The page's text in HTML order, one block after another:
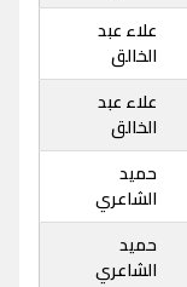
علاء عبد
الخالق
علاء عبد
الخالق
حميد
الشاعري
حميد
الشاعري